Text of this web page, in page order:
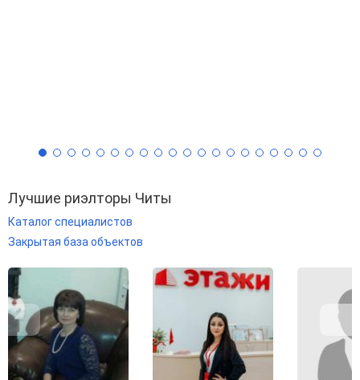
Лучшие риэлторы Читы
Каталог специалистов
Закрытая база объектов